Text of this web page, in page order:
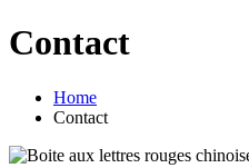
Contact
Home
Contact